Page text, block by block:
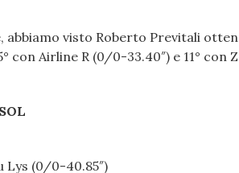
visto Roberto Previtali
con Airline R (0/0-33.40″) e 11° con
Lys (0/0-40.85″)